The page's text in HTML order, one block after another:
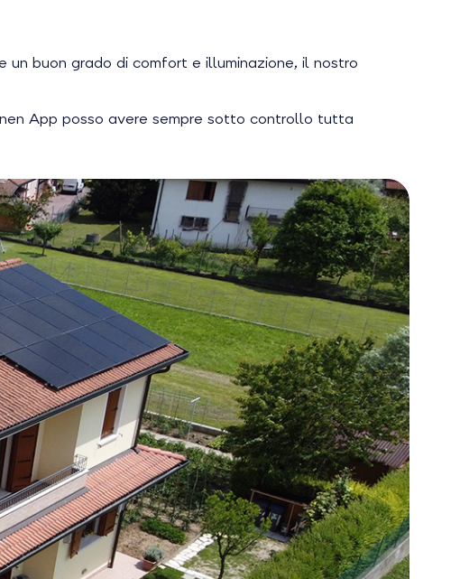
un buon grado di comfort e illuminazione, il nostro
App posso avere sempre sotto controllo tutta